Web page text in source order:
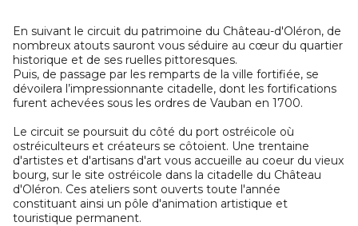
En suivant le circuit du patrimoine du Château-d'Oléron, de
nombreux atouts sauront vous séduire au cœur du quartier
historique et de ses ruelles pittoresques.
Puis, de passage par les remparts de la ville fortifiée, se
dévoilera l’impressionnante citadelle, dont les fortifications
furent achevées sous les ordres de Vauban en 1700.
Le circuit se poursuit du côté du port ostréicole où
ostréiculteurs et créateurs se côtoient. Une trentaine
d'artistes et d'artisans d'art vous accueille au coeur du vieux
bourg, sur le site ostréicole dans la citadelle du Château
d'Oléron. Ces ateliers sont ouverts toute l'année
constituant ainsi un pôle d'animation artistique et
touristique permanent.